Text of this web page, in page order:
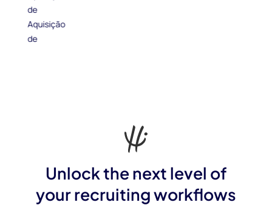
Unlock the next level of
your recruiting workflows